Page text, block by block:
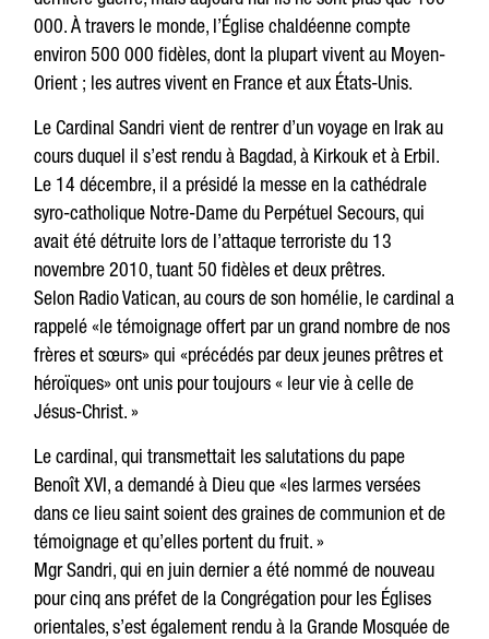
000. À travers le monde, l’Église chaldéenne compte
environ 500 000 fidèles, dont la plupart vivent au Moyen-
Orient ; les autres vivent en France et aux États-Unis.
Le Cardinal Sandri vient de rentrer d’un voyage en Irak au
cours duquel il s’est rendu à Bagdad, à Kirkouk et à Erbil.
Le 14 décembre, il a présidé la messe en la cathédrale
syro-catholique Notre-Dame du Perpétuel Secours, qui
avait été détruite lors de l’attaque terroriste du 13
novembre 2010, tuant 50 fidèles et deux prêtres.
Selon Radio Vatican, au cours de son homélie, le cardinal a
rappelé «le témoignage offert par un grand nombre de nos
frères et sœurs» qui «précédés par deux jeunes prêtres et
héroïques» ont unis pour toujours « leur vie à celle de
Jésus-Christ. »
Le cardinal, qui transmettait les salutations du pape
Benoît XVI, a demandé à Dieu que «les larmes versées
dans ce lieu saint soient des graines de communion et de
témoignage et qu’elles portent du fruit. »
Mgr Sandri, qui en juin dernier a été nommé de nouveau
pour cinq ans préfet de la Congrégation pour les Églises
orientales, s’est également rendu à la Grande Mosquée de